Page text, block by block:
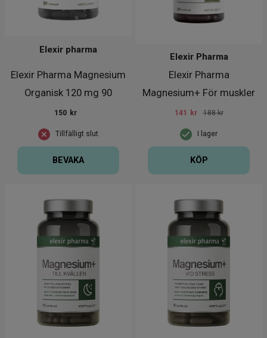
Elexir Pharma Magnesium
Organisk 120 mg 90
kapslar
Elexir pharma
Tillfälligt slut
150 kr
BEVAKA
Elexir Pharma
Magnesium+ För muskler
90 kapslar
Elexir Pharma
I lager
141 kr 188 kr
KÖP